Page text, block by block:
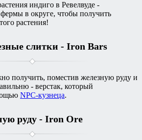
индиго в Ревелвуде -
фермы в округе, чтобы получить
растения!
слитки - Iron Bars
получить, поместив железную руду и
- верстак, который
NPC-кузнеца.
руду - Iron Ore